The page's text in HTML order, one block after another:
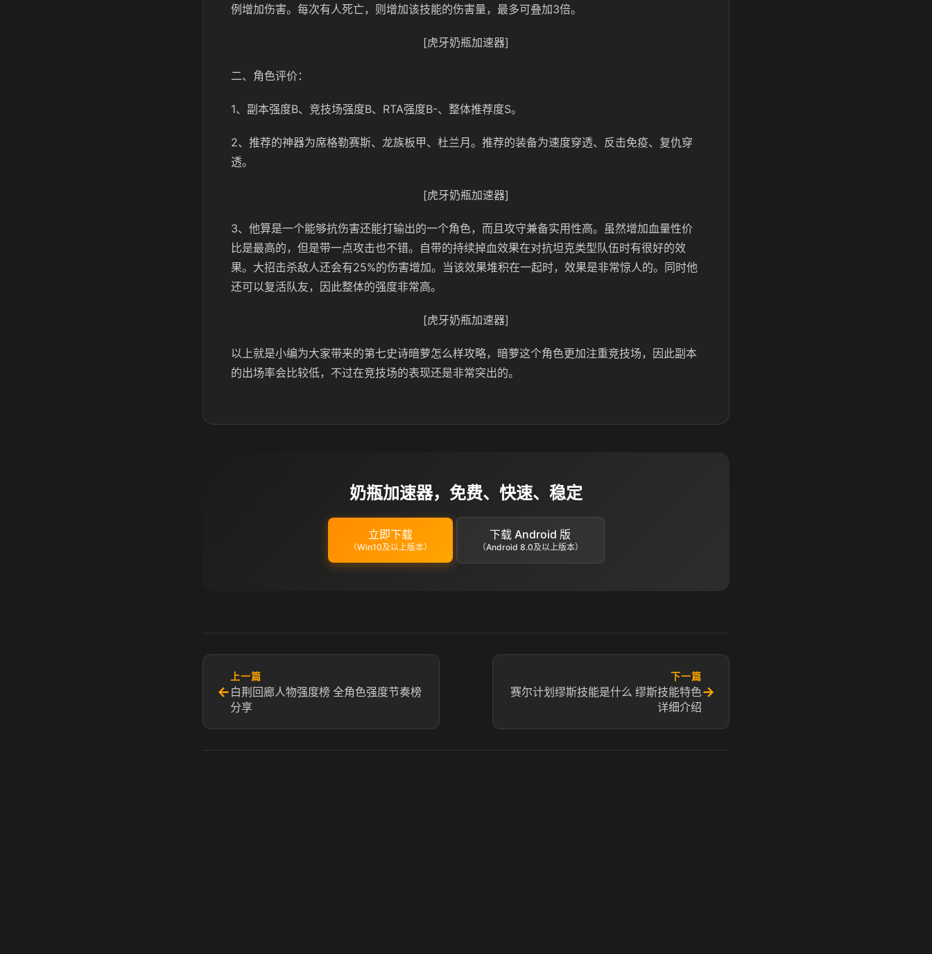
例增加伤害。每次有人死亡，则增加该技能的伤害量，最多可叠加3倍。
[虎牙奶瓶加速器]
二、角色评价：
1、副本强度B、竞技场强度B、RTA强度B-、整体推荐度S。
2、推荐的神器为席格勒赛斯、龙族板甲、杜兰月。推荐的装备为速度穿透、反击免疫、复仇穿
透。
[虎牙奶瓶加速器]
3、他算是一个能够抗伤害还能打输出的一个角色，而且攻守兼备实用性高。虽然增加血量性价
比是最高的，但是带一点攻击也不错。自带的持续掉血效果在对抗坦克类型队伍时有很好的效
果。大招击杀敌人还会有25%的伤害增加。当该效果堆积在一起时，效果是非常惊人的。同时他
还可以复活队友，因此整体的强度非常高。
[虎牙奶瓶加速器]
以上就是小编为大家带来的第七史诗暗萝怎么样攻略，暗萝这个角色更加注重竞技场，因此副本
的出场率会比较低，不过在竞技场的表现还是非常突出的。
奶瓶加速器，免费、快速、稳定
立即下载
（Win10及以上版本）
下载 Android 版
（Android 8.0及以上版本）
←
上一篇
白荆回廊人物强度榜 全角色强度节奏榜
分享
下一篇
赛尔计划缪斯技能是什么 缪斯技能特色
详细介绍
→